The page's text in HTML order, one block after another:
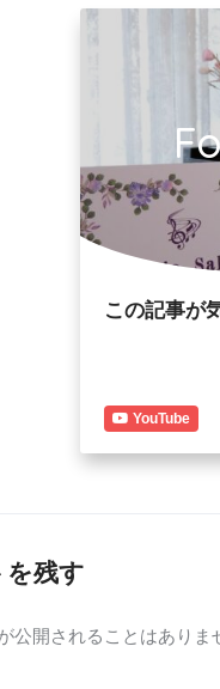
この記事が
YouTube
を残す
公開されることはありま